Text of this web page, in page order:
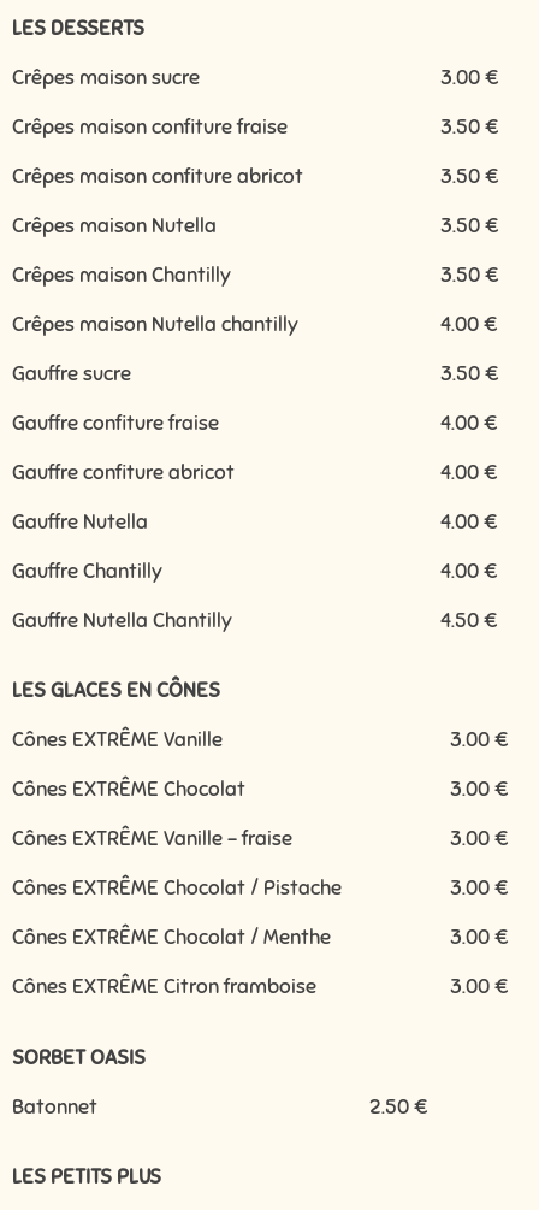
LES DESSERTS
Crêpes maison sucre
3.00 €
Crêpes maison confiture fraise
3.50 €
Crêpes maison confiture abricot
3.50 €
Crêpes maison Nutella
3.50 €
Crêpes maison Chantilly
3.50 €
Crêpes maison Nutella chantilly
4.00 €
Gauffre sucre
3.50 €
Gauffre confiture fraise
4.00 €
Gauffre confiture abricot
4.00 €
Gauffre Nutella
4.00 €
Gauffre Chantilly
4.00 €
Gauffre Nutella Chantilly
4.50 €
LES GLACES EN CÔNES
Cônes EXTRÊME Vanille
3.00 €
Cônes EXTRÊME Chocolat
3.00 €
Cônes EXTRÊME Vanille - fraise
3.00 €
Cônes EXTRÊME Chocolat / Pistache
3.00 €
Cônes EXTRÊME Chocolat / Menthe
3.00 €
Cônes EXTRÊME Citron framboise
3.00 €
SORBET OASIS
Batonnet
2.50 €
LES PETITS PLUS